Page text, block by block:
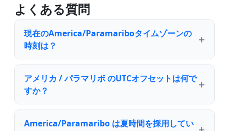
よくある質問
現在のAmerica/Paramariboタイムゾーンの
時刻は？
アメリカ / パラマリボ のUTCオフセットは何で
すか？
America/Paramaribo は夏時間を採用してい